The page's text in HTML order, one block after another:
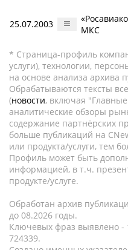
25.07.2003
МКС
* Страница-профиль
услуги), технологии,
на основе анализа архива
Обрабатываются тексты
(новости, включая
аналитические обзоры
содержание партнёрских
больше публикаций на
или продукта/услуги, тем
Профиль может быть
информацией, в т.ч.
продукте/услуге.
Обработан архив
до 08.2026 годы.
Ключевых фраз выявлено -
724339.